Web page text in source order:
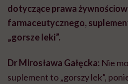
dotyczące prawa
farmaceutycznego,
„gorsze leki”.
Dr Mirosława Gałęcka: Nie
suplement to „gorszy lek”,